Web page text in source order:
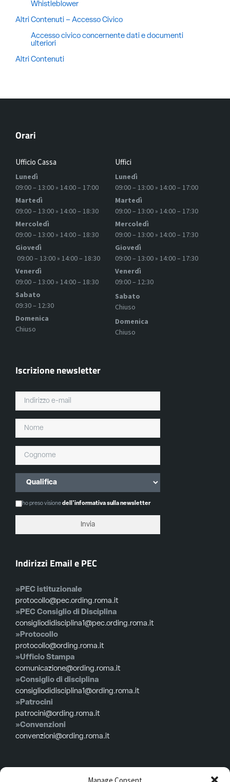
Manage Consent
Whistleblower
Altri Contenuti – Accesso Civico
Accesso civico concernente dati e documenti
ulteriori
Altri Contenuti
Orari
Ufficio Cassa
Lunedì
09:00 – 13:00 » 14:00 – 17:00
Martedì
09:00 – 13:00 » 14:00 – 18:30
Mercoledì
09:00 – 13:00 » 14:00 – 18:30
Giovedì
09:00 – 13:00 » 14:00 – 18:30
Venerdì
09:00 – 13:00 » 14:00 – 18:30
Sabato
09:30 – 12:30
Domenica
Chiuso
Uffici
Lunedì
09:00 – 13:00 » 14:00 – 17:00
Martedì
09:00 – 13:00 » 14:00 – 17:30
Mercoledì
09:00 – 13:00 » 14:00 – 17:30
Giovedì
09:00 – 13:00 » 14:00 – 17:30
Venerdì
09:00 – 12:30
Sabato
Chiuso
Domenica
Chiuso
Iscrizione newsletter
ho preso visionedell'informativa sulla newsletter
Indirizzi Email e PEC
»PEC istituzionale
protocollo@pec.ording.roma.it
»PEC Consiglio di Disciplina
consigliodidisciplina1@pec.ording.roma.it
»Protocollo
protocollo@ording.roma.it
»Ufficio Stampa
comunicazione@ording.roma.it
»Consiglio di disciplina
consigliodidisciplina1@ording.roma.it
»Patrocini
patrocini@ording.roma.it
»Convenzioni
convenzioni@ording.roma.it
Menù